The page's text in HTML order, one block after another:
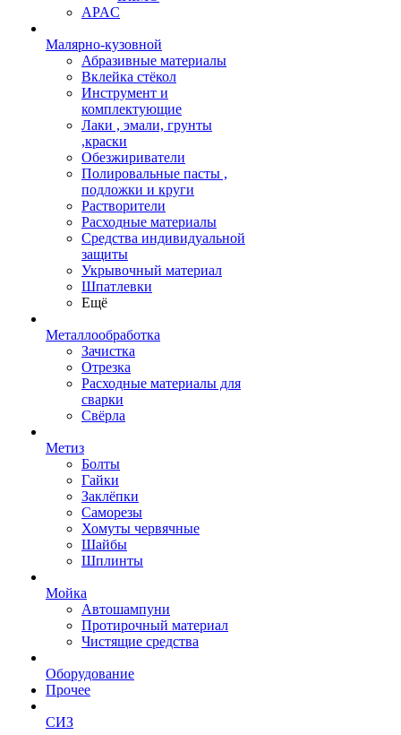
APAC
Малярно-кузовной
Абразивные материалы
Вклейка стёкол
Инструмент и
комплектующие
Лаки , эмали, грунты
,краски
Обезжириватели
Полировальные пасты ,
подложки и круги
Растворители
Расходные материалы
Средства индивидуальной
защиты
Укрывочный материал
Шпатлевки
Ещё
Металлообработка
Зачистка
Отрезка
Расходные материалы для
сварки
Свёрла
Метиз
Болты
Гайки
Заклёпки
Саморезы
Хомуты червячные
Шайбы
Шплинты
Мойка
Автошампуни
Протирочный материал
Чистящие средства
Оборудование
Прочее
СИЗ